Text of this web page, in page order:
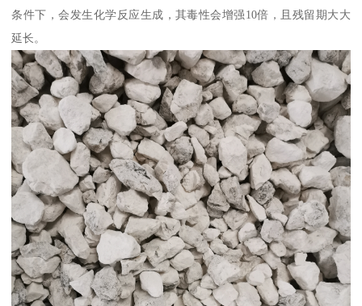
条件下，会发生化学反应生成，其毒性会增强10倍，且残留期大大
延长。